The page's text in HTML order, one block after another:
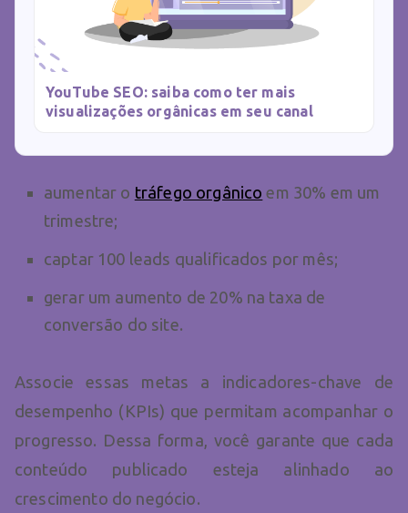
YouTube SEO: saiba como ter mais
visualizações orgânicas em seu canal
aumentar o tráfego orgânico em 30% em um
trimestre;
captar 100 leads qualificados por mês;
gerar um aumento de 20% na taxa de
conversão do site.
Associe essas metas a indicadores-chave de
desempenho (KPIs) que permitam acompanhar o
progresso. Dessa forma, você garante que cada
conteúdo publicado esteja alinhado ao
crescimento do negócio.